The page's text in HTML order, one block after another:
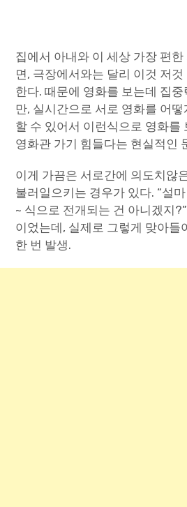
집에서 아내와 이 세상 가장 편한
면, 극장에서와는 달리 이것 저
한다. 때문에 영화를 보는데 집
만, 실시간으로 서로 영화를 어
할 수 있어서 이런식으로 영화를
영화관 가기 힘들다는 현실적인
이게 가끔은 서로간에 의도치않
불러일으키는 경우가 있다. “설
~ 식으로 전개되는 건 아니겠지
이었는데, 실제로 그렇게 맞아들
한 번 발생.